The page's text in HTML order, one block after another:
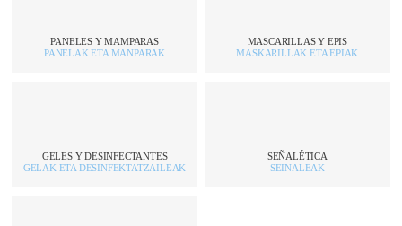
PANELES Y MAMPARAS
PANELAK ETA MANPARAK
MASCARILLAS Y EPIS
MASKARILLAK ETA EPIAK
GELES Y DESINFECTANTES
GELAK ETA DESINFEKTATZAILEAK
SEÑALÉTICA
SEINALEAK